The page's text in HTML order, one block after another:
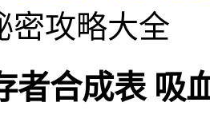
密攻略大全
者合成表 吸